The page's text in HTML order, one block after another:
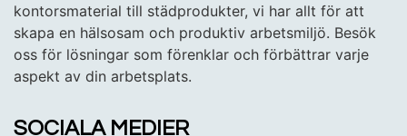
kontorsmaterial till städprodukter, vi har allt för att
skapa en hälsosam och produktiv arbetsmiljö. Besök
oss för lösningar som förenklar och förbättrar varje
aspekt av din arbetsplats.
SOCIALA MEDIER